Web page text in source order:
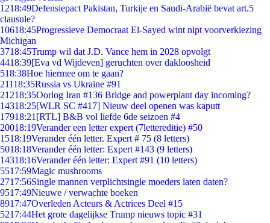
1218:49Defensiepact Pakistan, Turkije en Saudi-Arabië bevat art.5
clausule?
10618:45Progressieve Democraat El-Sayed wint nipt voorverkiezing
Michigan
3718:45Trump wil dat J.D. Vance hem in 2028 opvolgt
4418:39[Eva vd Wijdeven] geruchten over dakloosheid
518:38Hoe hiermee om te gaan?
21118:35Russia vs Ukraine #91
21218:35Oorlog Iran #136 Bridge and powerplant day incoming?
14318:25[WLR SC #417] Nieuw deel openen was kaputt
17918:21 [RTL] B&B vol liefde 6de seizoen #4
20018:19Verander een letter expert (7lettereditie) #50
1518:19Verander één letter. Expert # 75 (8 letters)
5018:18Verander één letter: Expert #143 (9 letters)
14318:16Verander één letter: Expert #91 (10 letters)
5517:59Magic mushrooms
2717:56Single mannen verplichtsingle moeders laten daten?
9517:49Nieuwe / verwachte boeken
8917:47Overleden Acteurs & Actrices Deel #15
5217:44Het grote dagelijkse Trump nieuws topic #31